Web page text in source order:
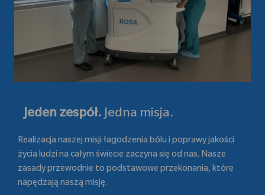
Jeden zespół. Jedna misja.
Realizacja naszej misji łagodzenia bólu i poprawy jakości
życia ludzi na całym świecie zaczyna się od nas. Nasze
zasady przewodnie to podstawowe przekonania, które
napędzają naszą misję.